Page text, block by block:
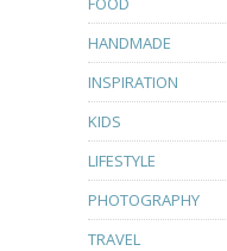
HANDMADE
INSPIRATION
KIDS
LIFESTYLE
PHOTOGRAPHY
TRAVEL